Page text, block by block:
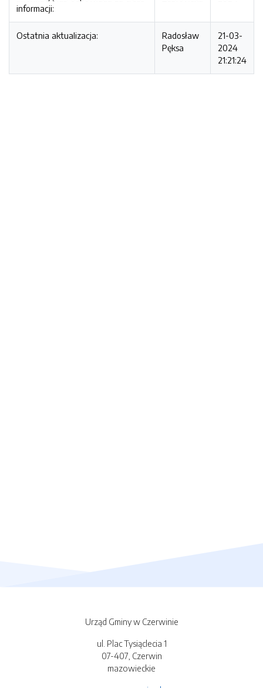
informacji:
Ostatnia aktualizacja:
Radosław
Pęksa
21-03-
2024
21:21:24
Urząd Gminy w Czerwinie
ul. Plac Tysiąclecia 1
07-407, Czerwin
mazowieckie